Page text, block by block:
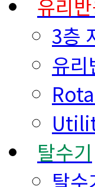
유리
3층
유리
탈수기
탈수